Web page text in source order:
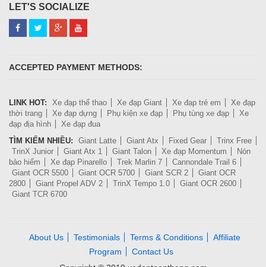
LET'S SOCIALIZE
ACCEPTED PAYMENT METHODS:
LINK HOT: Xe đạp thể thao Xe đạp Giant Xe đạp trẻ em
Xe đạp
thời trang
Xe đạp dựng Phụ kiện xe đạp Phụ tùng xe đạp
Xe
đạp địa hình
Xe đạp đua
TÌM KIẾM NHIỀU:
Giant Latte Giant Atx Fixed Gear
Trinx Free
TrinX Junior
Giant Atx 1 Giant Talon Xe đạp Momentum
Nón
bảo hiểm
Xe đạp Pinarello Trek Marlin 7
Cannondale Trail 6
Giant OCR 5500
Giant OCR 5700 Giant SCR 2
Giant OCR
2800
Giant Propel ADV 2 TrinX Tempo 1.0
Giant OCR 2600
Giant TCR 6700
About Us Testimonials Terms & Conditions
Affiliate
Program
Contact Us